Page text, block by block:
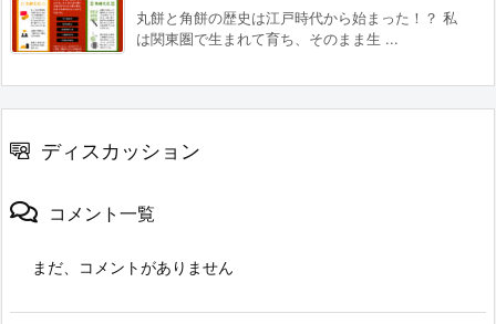
丸餅と角餅の歴史は江戸時代から始まった！？ 私
は関東圏で生まれて育ち、そのまま生 ...
ディスカッション
コメント一覧
まだ、コメントがありません